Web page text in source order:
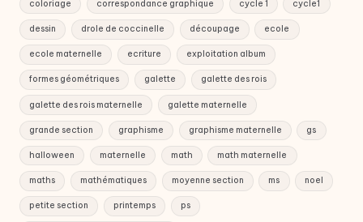
coloriage correspondance graphique cycle 1 cycle1
dessin drole de coccinelle découpage ecole
ecole maternelle ecriture exploitation album
formes géométriques galette galette des rois
galette des rois maternelle galette maternelle
grande section graphisme graphisme maternelle gs
halloween maternelle math math maternelle
maths mathématiques moyenne section ms noel
petite section printemps ps